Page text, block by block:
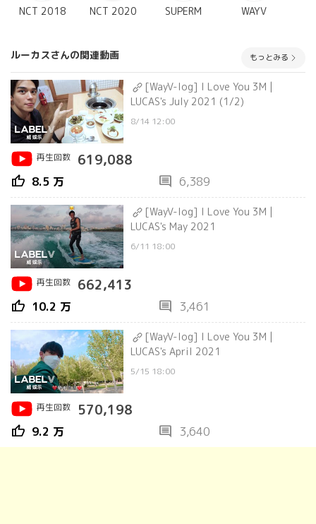
NCT 2018 NCT 2020 SUPERM WAYV
ルーカスさんの関連動画 もっとみる
[WayV-log] I Love You 3M |
LUCAS's July 2021 (1/2)
8/14 12:00
再生回数 619,088
thumb_up 8.5 万 comment 6,389
[WayV-log] I Love You 3M |
LUCAS's May 2021
6/11 18:00
再生回数 662,413
thumb_up 10.2 万 comment 3,461
[WayV-log] I Love You 3M |
LUCAS's April 2021
5/15 18:00
再生回数 570,198
thumb_up 9.2 万 comment 3,640